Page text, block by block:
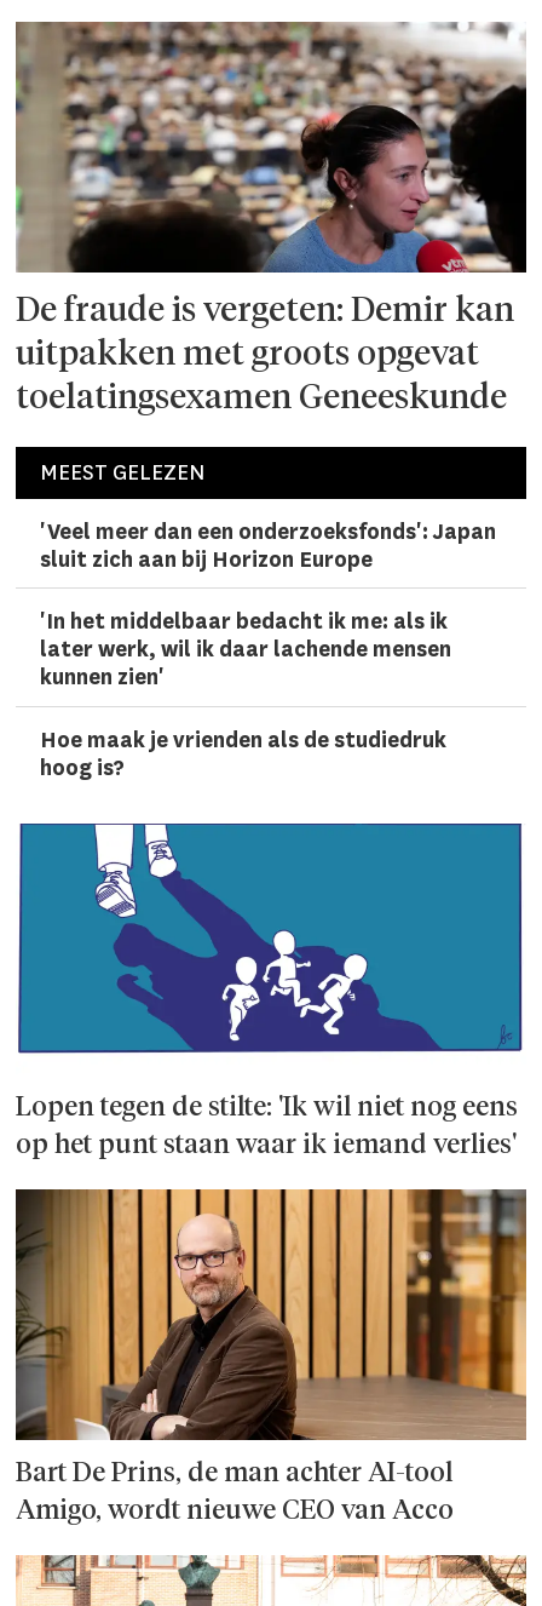
De fraude is vergeten: Demir kan
uitpakken met groots opgevat
toelatingsexamen Geneeskunde
MEEST GELEZEN
'Veel meer dan een onderzoeks­fonds': Japan
sluit zich aan bij Horizon Europe
'In het middelbaar bedacht ik me: als ik
later werk, wil ik daar lachen­de mensen
kunnen zien'
Hoe maak je vrienden als de studiedruk
hoog is?
Lopen tegen de stilte: 'Ik wil niet nog eens
op het punt staan waar ik iemand verlies'
Bart De Prins, de man achter AI-tool
Amigo, wordt nieuwe CEO van Acco